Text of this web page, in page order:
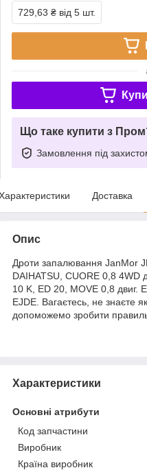
729,63 ₴ від 5 шт.
Що таке купити з
Замовлення під
Доставка
Опис
Дроти запалювання JanMor
DAIHATSU, CUORE 0,8 4WD
10 K, ED 20, MOVE 0,8 двиг.
EJDE. Вагаєтесь, не знаєте
допоможемо зробити
Характеристики
Основні атрибути
Код запчастини
Виробник
Країна виробник